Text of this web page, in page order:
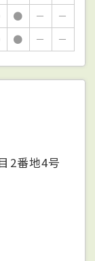
● －
－
● － －
2番地4号